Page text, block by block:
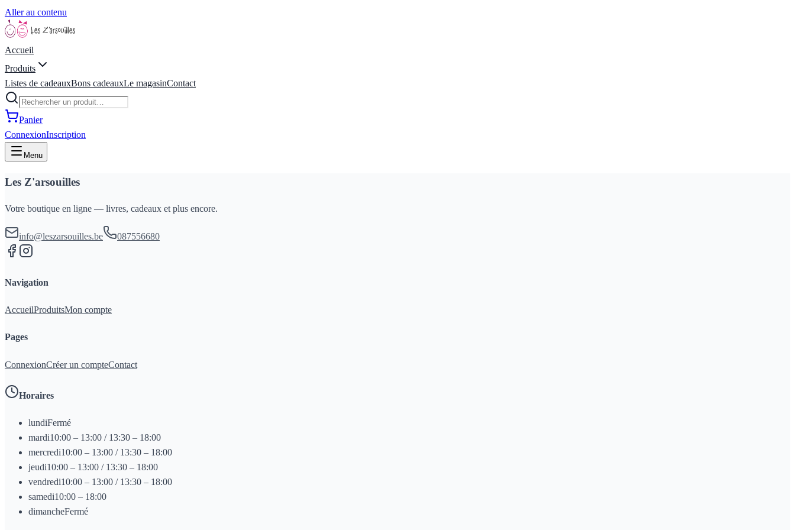
Aller au contenu
Accueil
Produits
Listes de cadeauxBons cadeauxLe magasinContact
Panier
ConnexionInscription
Menu
Les Z'arsouilles
Votre boutique en ligne — livres, cadeaux et plus encore.
info@leszarsouilles.be 087556680
Navigation
AccueilProduitsMon compte
Pages
ConnexionCréer un compteContact
Horaires
lundiFermé
mardi10:00 – 13:00 / 13:30 – 18:00
mercredi10:00 – 13:00 / 13:30 – 18:00
jeudi10:00 – 13:00 / 13:30 – 18:00
vendredi10:00 – 13:00 / 13:30 – 18:00
samedi10:00 – 18:00
dimancheFermé